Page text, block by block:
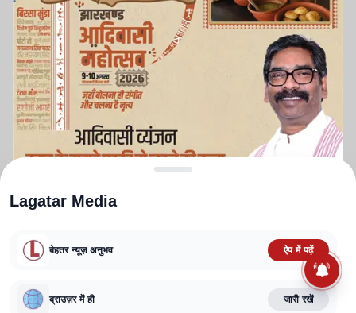
TERMS AND CONDITIONS
CORRECTIONS POLICY
FACT CHECKING POLICY
Lagatar Media
बेहतर न्यूज़ अनुभव ऐप में पढ़ें
ब्राउज़र में ही जारी रखें